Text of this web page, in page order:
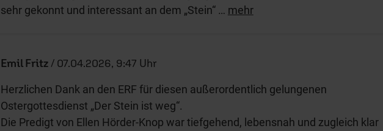
sehr gekonnt und interessant an dem „Stein“ … mehr
Emil Fritz/ 07.04.2026, 9:47 Uhr
Herzlichen Dank an den ERF für diesen außerordentlich gelungenen
Ostergottesdienst „Der Stein ist weg“.
Die Predigt von Ellen Hörder-Knop war tiefgehend, lebensnah und zugleich klar